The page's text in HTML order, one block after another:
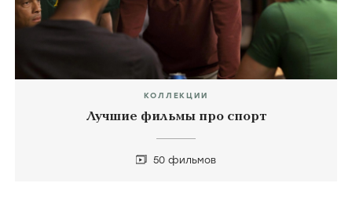
КОЛЛЕКЦИИ
Лучшие фильмы про спорт
50 фильмов